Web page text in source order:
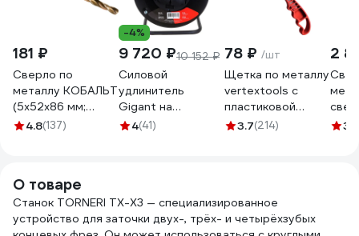
181 ₽
Сверло по
металлу КОБАЛЬТ
(5х52х86 мм;
Р6М5К5; класс А1)
4.8(137)
-4%
9 720 ₽10 152 ₽
Силовой
удлинитель
Gigant на
металлической
4(41)
78 ₽ /шт
Щетка по металлу
vertextools с
пластиковой
ручкой 1212-01
3.7(214)
2
3
О товаре
Станок TORNERI TX-X3 — специализированное
устройство для заточки двух-, трёх- и четырёхзубых